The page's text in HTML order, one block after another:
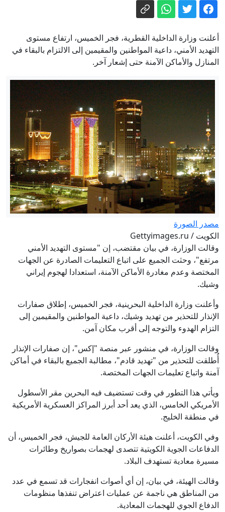
هيئة بحرية بريطانية: سفينة تتعرض
لمقذوف مجهول قبالة سلطنة عمان
مدفيديف: الغرب استخدم جورجيا كأداة ضد
روسيا
عاجل. - رغم تقدم مفاوضات عُمان..
الحرس الثوري يحسم مصير هرمز: لن يُفتح
إلا بقبول واشنطن شروط إيران
المكوّن الخفي في روبوتات الدردشة.. لماذا
تقلق واشنطن من نماذج الصين؟
إيران مباشر.. الحرس الثوري يشترط لفتح
هرمز والكشف عن مخطط لإدخال قوات
برية إلى طهران
أعلنت وزارة الداخلية القطرية، فجر الخميس، ارتفاع مستوى
التهديد الأمني، داعية المواطنين والمقيمين إلى الالتزام بالبقاء في
المنازل والأماكن الآمنة حتى إشعار آخر.
مصدر الصورة
الكويت / Gettyimages.ru
وقالت الوزارة، في بيان مقتضب، إن "مستوى التهديد الأمني
مرتفع"، وحثت الجميع على اتباع التعليمات الصادرة عن الجهات
المختصة وعدم مغادرة الأماكن الآمنة، استعدادا لهجوم إيراني
وشيك.
وأعلنت وزارة الداخلية البحرينية، فجر الخميس، إطلاق صفارات
الإنذار للتحذير من تهديد وشيك، داعية المواطنين والمقيمين إلى
التزام الهدوء والتوجه إلى أقرب مكان آمن.
وقالت الوزارة، في منشور عبر منصة "إكس"، إن صفارات الإنذار
أُطلقت للتحذير من "تهديد قادم"، مطالبة الجميع بالبقاء في أماكن
آمنة واتباع تعليمات الجهات المختصة.
ويأتي هذا التطور في وقت تستضيف فيه البحرين مقر الأسطول
الأمريكي الخامس، الذي يعد أحد أبرز المراكز العسكرية الأمريكية
في منطقة الخليج.
وفي الكويت، أعلنت هيئة الأركان العامة للجيش، فجر الخميس، أن
الدفاعات الجوية الكويتية تتصدى لهجمات بصواريخ وطائرات
مسيرة معادية تستهدف البلاد.
وقالت الهيئة، في بيان، إن أي أصوات انفجارات قد تسمع في عدد
من المناطق هي ناجمة عن عمليات اعتراض تنفذها منظومات
الدفاع الجوي للهجمات المعادية.